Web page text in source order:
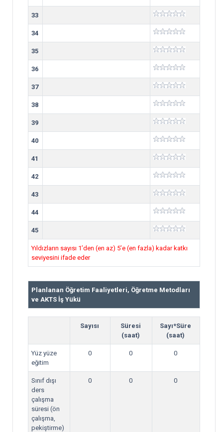
33
34
35
36
37
38
39
40
41
42
43
44
45
Yıldızların sayısı 1’den (en az) 5’e (en fazla) kadar katkı
seviyesini ifade eder
Planlanan Öğretim Faaliyetleri, Öğretme Metodları
ve AKTS İş Yükü
Sayısı
Süresi
(saat)
Sayı*Süre
(saat)
Yüz yüze
eğitim
0 0 0
Sınıf dışı
ders
çalışma
süresi (ön
çalışma,
pekiştirme)
0 0 0